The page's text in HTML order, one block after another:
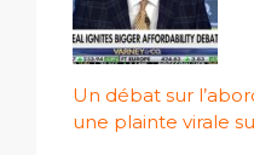
Un débat sur
une plainte virale